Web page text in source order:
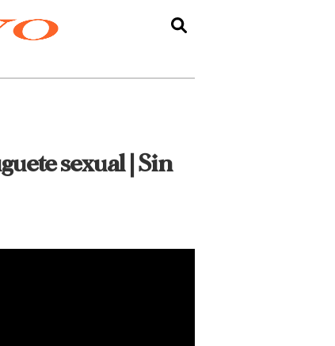
sexual | Sin